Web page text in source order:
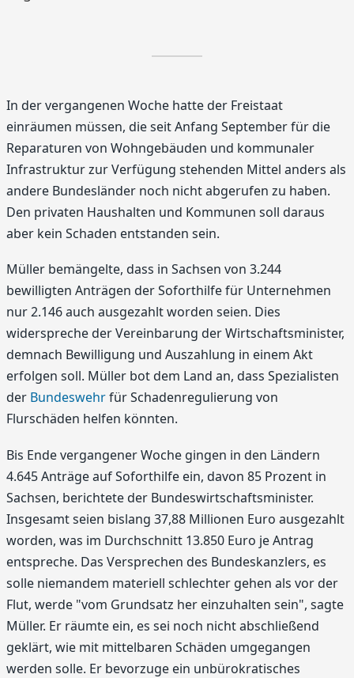
In der vergangenen Woche hatte der Freistaat
einräumen müssen, die seit Anfang September für die
Reparaturen von Wohngebäuden und kommunaler
Infrastruktur zur Verfügung stehenden Mittel anders als
andere Bundesländer noch nicht abgerufen zu haben.
Den privaten Haushalten und Kommunen soll daraus
aber kein Schaden entstanden sein.
Müller bemängelte, dass in Sachsen von 3.244
bewilligten Anträgen der Soforthilfe für Unternehmen
nur 2.146 auch ausgezahlt worden seien. Dies
widerspreche der Vereinbarung der Wirtschaftsminister,
demnach Bewilligung und Auszahlung in einem Akt
erfolgen soll. Müller bot dem Land an, dass Spezialisten
der Bundeswehrfür Schadenregulierung von
Flurschäden helfen könnten.
Bis Ende vergangener Woche gingen in den Ländern
4.645 Anträge auf Soforthilfe ein, davon 85 Prozent in
Sachsen, berichtete der Bundeswirtschaftsminister.
Insgesamt seien bislang 37,88 Millionen Euro ausgezahlt
worden, was im Durchschnitt 13.850 Euro je Antrag
entspreche. Das Versprechen des Bundeskanzlers, es
solle niemandem materiell schlechter gehen als vor der
Flut, werde "vom Grundsatz her einzuhalten sein", sagte
Müller. Er räumte ein, es sei noch nicht abschließend
geklärt, wie mit mittelbaren Schäden umgegangen
werden solle. Er bevorzuge ein unbürokratisches